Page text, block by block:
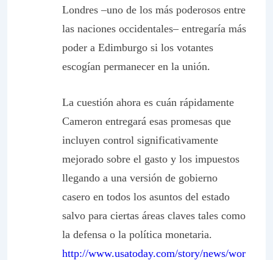
Londres –uno de los más poderosos entre
las naciones occidentales– entregaría más
poder a Edimburgo si los votantes
escogían permanecer en la unión.
La cuestión ahora es cuán rápidamente
Cameron entregará esas promesas que
incluyen control significativamente
mejorado sobre el gasto y los impuestos
llegando a una versión de gobierno
casero en todos los asuntos del estado
salvo para ciertas áreas claves tales como
la defensa o la política monetaria.
http://www.usatoday.com/story/news/wor